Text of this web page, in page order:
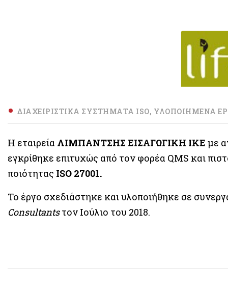
ΔΙΑΧΕΙΡΙΣΤΙΚΆ ΣΥΣΤΉΜΑΤΑ ISO ΥΛΟΠΟΙΗΜΈΝΑ
Η εταιρεία ΛΙΜΠΑΝΤΣΗΣ ΕΙΣΑΓΩΓΙΚΗ ΙΚΕ με
εγκρίθηκε επιτυχώς από τον φορέα QMS και
ποιότητας ISO 27001.
Το έργο σχεδιάστηκε και υλοποιήθηκε σε
Consultantsτον Ιούλιο του 2018.